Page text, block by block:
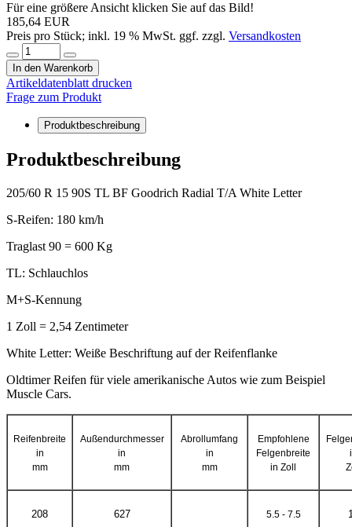
Für eine größere Ansicht klicken Sie auf das Bild!
185,64 EUR
Preis pro Stück; inkl. 19 % MwSt. ggf. zzgl. Versandkosten
In den Warenkorb
Artikeldatenblatt drucken
Frage zum Produkt
Produktbeschreibung
Produktbeschreibung
205/60 R 15 90S TL BF Goodrich Radial T/A White Letter
S-Reifen: 180 km/h
Traglast 90 = 600 Kg
TL: Schlauchlos
M+S-Kennung
1 Zoll = 2,54 Zentimeter
White Letter: Weiße Beschriftung auf der Reifenflanke
Oldtimer Reifen fürviele amerikanische Autos wie zum Beispiel
Muscle Cars.
Reifenbreite
in
mm
Außendurchmesser
in
mm
Abrollumfang
in
mm
Empfohlene
Felgenbreite
in Zoll
208 627 5.5 - 7.5